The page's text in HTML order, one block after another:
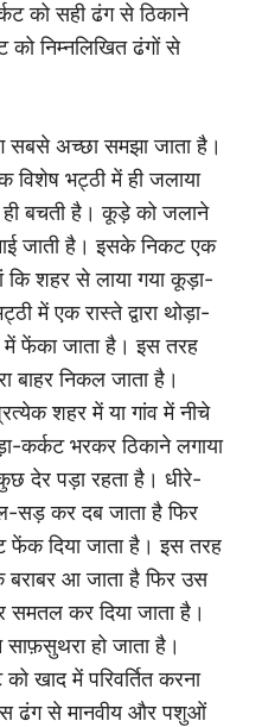
को सही ढंग से ठिकाने
निम्नलिखित ढंगों से
सबसे अच्छा समझा जाता है।
भट्ठी में ही जलाया
बचती है। कूड़े को जलाने
जाती है। इसके निकट एक
कि शहर से लाया गया कूड़ा-
में एक रास्ते द्वारा थोड़ा-
फेंका जाता है। इस तरह
बाहर निकल जाता है।
शहर में या गांव में नीचे
कर्कट भरकर ठिकाने लगाया
देर पड़ा रहता है। धीरे-
सड़ कर दब जाता है फिर
दिया जाता है। इस तरह
आ जाता है फिर उस
समतल कर दिया जाता है।
हो जाता है।
खाद में परिवर्तित करना
ढंग से मानवीय और पशुओं